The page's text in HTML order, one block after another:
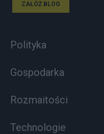
ZAŁÓŻ BLOG
Polityka
Gospodarka
Rozmaitości
Technologie